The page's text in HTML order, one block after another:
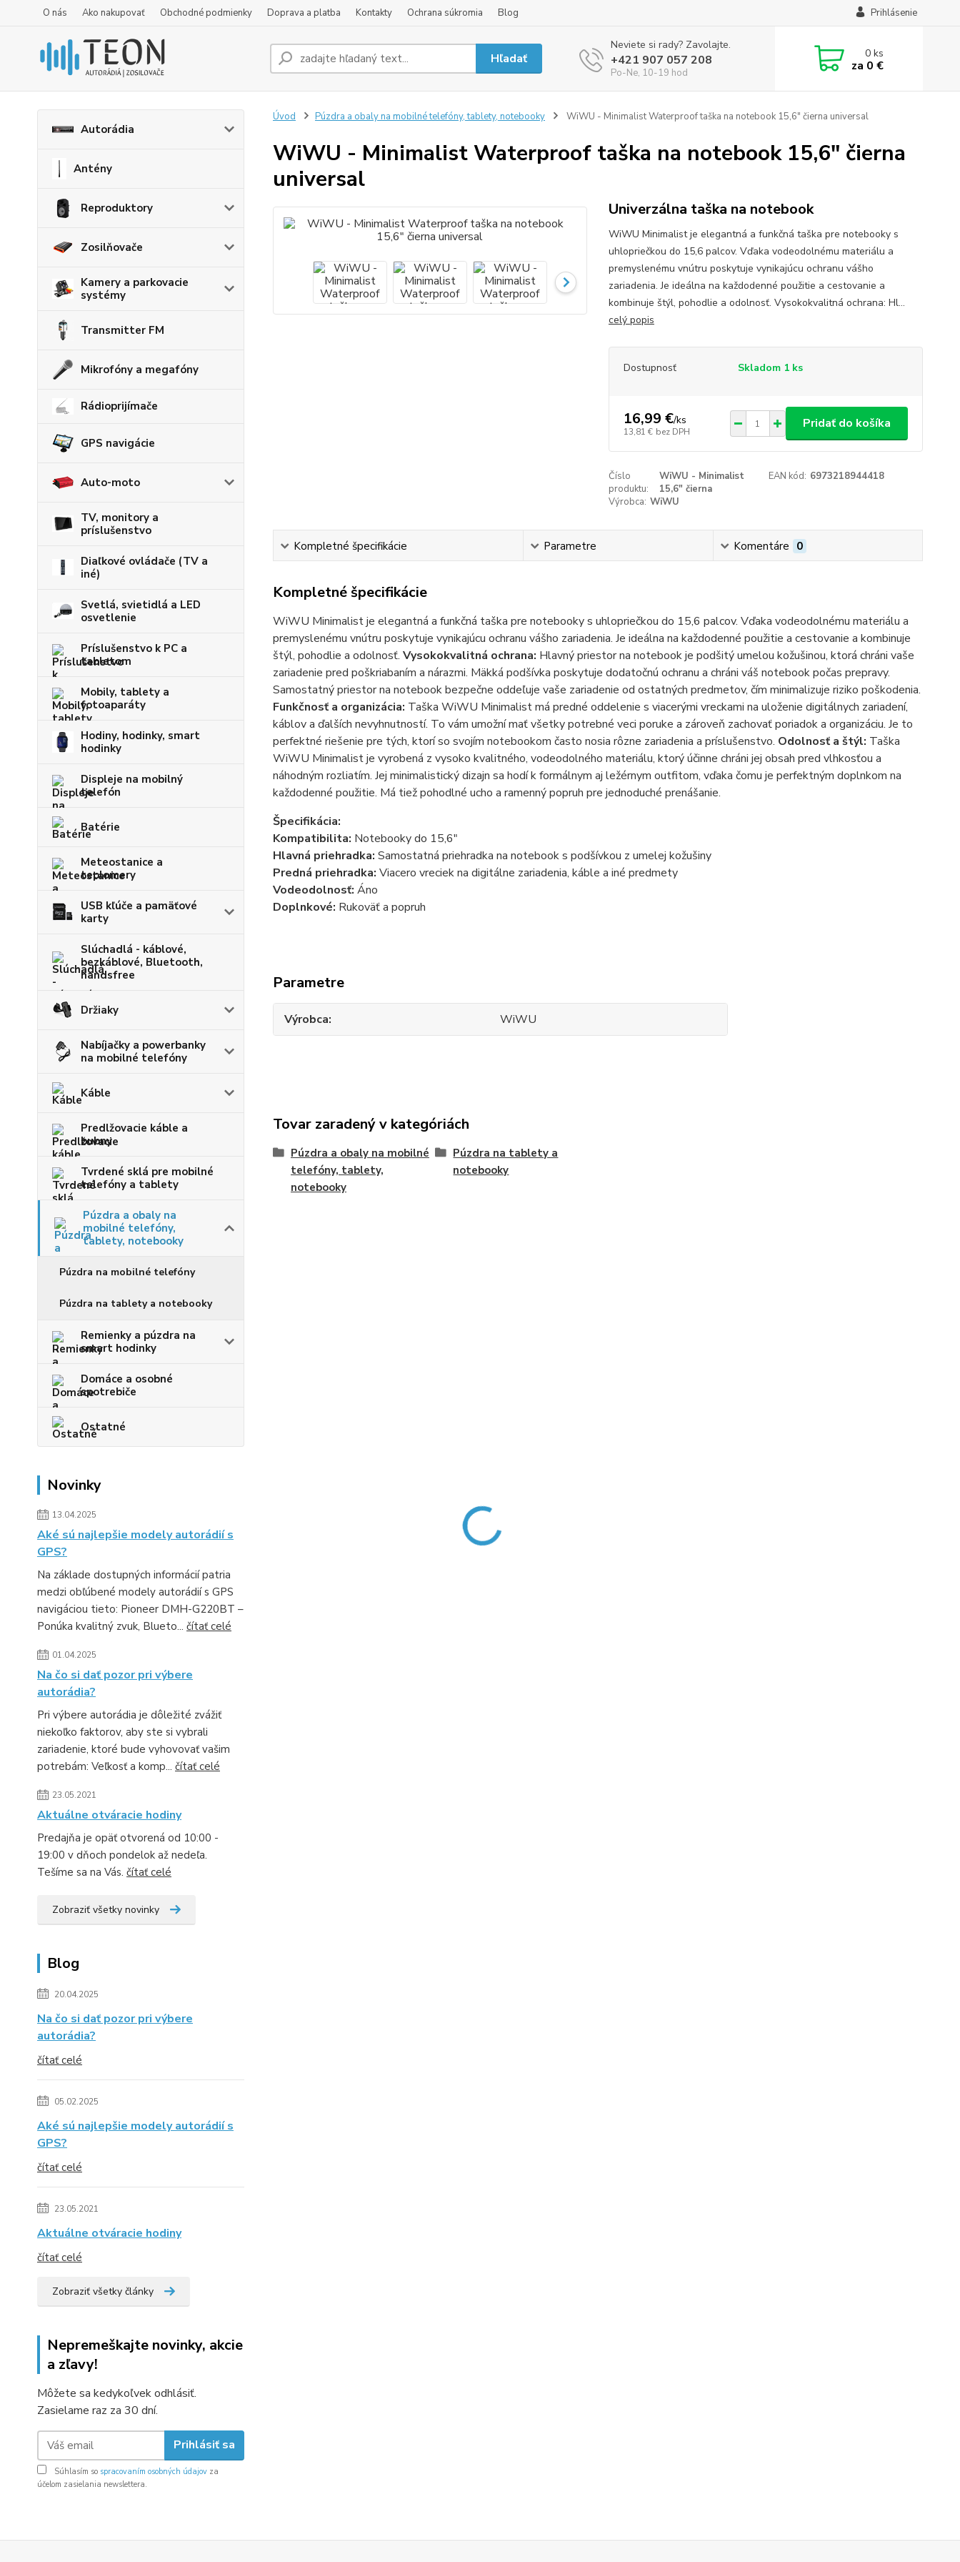
O nás Ako nakupovať Obchodné podmienky Doprava a platba Kontakty Ochrana súkromia Blog Prihlásenie
Hľadať
Neviete si rady? Zavolajte.
+421 907 057 208
Po-Ne, 10-19 hod
0ks
za 0 €
Autorádia
Antény
Reproduktory
Zosilňovače
Kamery a parkovacie
systémy
Transmitter FM
Mikrofóny a megafóny
Rádioprijímače
GPS navigácie
Auto-moto
TV, monitory a
príslušenstvo
Diaľkové ovládače (TV a
iné)
Svetlá, svietidlá a LED
osvetlenie
Príslušenstvo k PC a
tabletom
Mobily, tablety a
fotoaparáty
Hodiny, hodinky, smart
hodinky
Displeje na mobilný
telefón
Batérie
Meteostanice a
teplomery
USB kľúče a pamäťové
karty
Slúchadlá - káblové,
bezkáblové, Bluetooth,
handsfree
Držiaky
Nabíjačky a powerbanky
na mobilné telefóny
Káble
Predlžovacie káble a
bubny
Tvrdené sklá pre mobilné
telefóny a tablety
Púzdra a obaly na
mobilné telefóny,
tablety, notebooky
Púzdra na mobilné telefóny
Púzdra na tablety a notebooky
Remienky a púzdra na
smart hodinky
Domáce a osobné
spotrebiče
Ostatné
Novinky
13.04.2025
Aké sú najlepšie modely autorádií s
GPS?
Na základe dostupných informácií patria
medzi obľúbené modely autorádií s GPS
navigáciou tieto: Pioneer DMH-G220BT –
Ponúka kvalitný zvuk, Blueto... čítať celé
01.04.2025
Na čo si dať pozor pri výbere
autorádia?
Pri výbere autorádia je dôležité zvážiť
niekoľko faktorov, aby ste si vybrali
zariadenie, ktoré bude vyhovovať vašim
potrebám: Veľkosť a komp... čítať celé
23.05.2021
Aktuálne otváracie hodiny
Predajňa je opäť otvorená od 10:00 -
19:00 v dňoch pondelok až nedeľa.
Tešíme sa na Vás. čítať celé
Zobraziť všetky novinky
Blog
20.04.2025
Na čo si dať pozor pri výbere
autorádia?
čítať celé
05.02.2025
Aké sú najlepšie modely autorádií s
GPS?
čítať celé
23.05.2021
Aktuálne otváracie hodiny
čítať celé
Zobraziť všetky články
Nepremeškajte novinky, akcie
a zľavy!
Môžete sa kedykoľvek odhlásiť.
Zasielame raz za 30 dní.
Prihlásiť sa
Súhlasím so spracovaním osobných údajov za
účelom zasielania newslettera.
Úvod Púzdra a obaly na mobilné telefóny, tablety, notebooky WiWU - Minimalist Waterproof taška na notebook 15,6" čierna universal
WiWU - Minimalist Waterproof taška na notebook 15,6" čierna
universal
Univerzálna taška na notebook
WiWU Minimalist je elegantná a funkčná taška pre notebooky s
uhlopriečkou do 15,6 palcov. Vďaka vodeodolnému materiálu a
premyslenému vnútru poskytuje vynikajúcu ochranu vášho
zariadenia. Je ideálna na každodenné použitie a cestovanie a
kombinuje štýl, pohodlie a odolnosť. Vysokokvalitná ochrana: Hl...
celý popis
Dostupnosť Skladom 1 ks
16,99 €/ks
13,81 € bez DPH
Pridať do košíka
Číslo
produktu:
WiWU - Minimalist
15,6" čierna
EAN kód: 6973218944418
Výrobca: WiWU
Kompletné špecifikácie Parametre Komentáre 0
Kompletné špecifikácie
WiWU Minimalist je elegantná a funkčná taška pre notebooky s uhlopriečkou do 15,6 palcov. Vďaka vodeodolnému materiálu a
premyslenému vnútru poskytuje vynikajúcu ochranu vášho zariadenia. Je ideálna na každodenné použitie a cestovanie a kombinuje
štýl, pohodlie a odolnosť. Vysokokvalitná ochrana: Hlavný priestor na notebook je podšitý umelou kožušinou, ktorá chráni vaše
zariadenie pred poškriabaním a nárazmi. Mäkká podšívka poskytuje dodatočnú ochranu a chráni váš notebook počas prepravy.
Samostatný priestor na notebook bezpečne oddeľuje vaše zariadenie od ostatných predmetov, čím minimalizuje riziko poškodenia.
Funkčnosť a organizácia: Taška WiWU Minimalist má predné oddelenie s viacerými vreckami na uloženie digitálnych zariadení,
káblov a ďalších nevyhnutností. To vám umožní mať všetky potrebné veci poruke a zároveň zachovať poriadok a organizáciu. Je to
perfektné riešenie pre tých, ktorí so svojím notebookom často nosia rôzne zariadenia a príslušenstvo. Odolnosť a štýl: Taška
WiWU Minimalist je vyrobená z vysoko kvalitného, ​​vodeodolného materiálu, ktorý účinne chráni jej obsah pred vlhkosťou a
náhodným rozliatím. Jej minimalistický dizajn sa hodí k formálnym aj ležérnym outfitom, vďaka čomu je perfektným doplnkom na
každodenné použitie. Má tiež pohodlné ucho a ramenný popruh pre jednoduché prenášanie.
Špecifikácia:
Kompatibilita: Notebooky do 15,6"
Hlavná priehradka: Samostatná priehradka na notebook s podšívkou z umelej kožušiny
Predná priehradka: Viacero vreciek na digitálne zariadenia, káble a iné predmety
Vodeodolnosť: Áno
Doplnkové: Rukoväť a popruh
Parametre
Výrobca WiWU
Tovar zaradený v kategóriách
Púzdra a obaly na mobilné
telefóny, tablety,
notebooky
Púzdra na tablety a
notebooky